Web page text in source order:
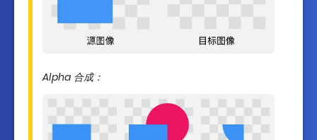
Alpha 合成：